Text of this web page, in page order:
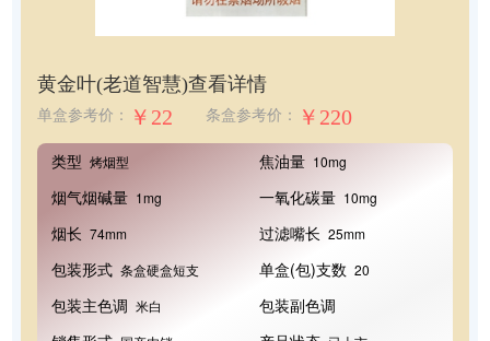
黄金叶(老道智慧)查看详情
单盒参考价： ￥22 条盒参考价： ￥220
类型 烤烟型 焦油量 10mg
烟气烟碱量 1mg 一氧化碳量 10mg
烟长 74mm 过滤嘴长 25mm
包装形式 条盒硬盒短支 单盒(包)支数 20
包装主色调 米白
包装副色调